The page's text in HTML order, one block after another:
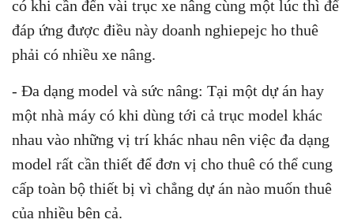
có khi cần đến vài trục xe nâng cùng một lúc thì để
đáp ứng được điều này doanh nghiepejc ho thuê
phải có nhiều xe nâng.
- Đa dạng model và sức nâng: Tại một dự án hay
một nhà máy có khi dùng tới cả trục model khác
nhau vào những vị trí khác nhau nên việc đa dạng
model rất cần thiết để đơn vị cho thuê có thể cung
cấp toàn bộ thiết bị vì chẳng dự án nào muốn thuê
của nhiều bên cả.